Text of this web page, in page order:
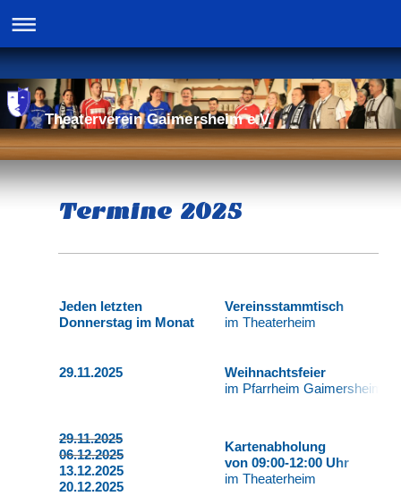
Theaterverein Gaimersheim e.V.
Termine 2025
Jeden letzten
Donnerstag im Monat
Vereinsstammtisch
im Theaterheim
29.11.2025
Weihnachtsfeier
im Pfarrheim Gaimersheim
29.11.2025
06.12.2025
13.12.2025
20.12.2025
Kartenabholung
von 09:00-12:00 Uhr
im Theaterheim